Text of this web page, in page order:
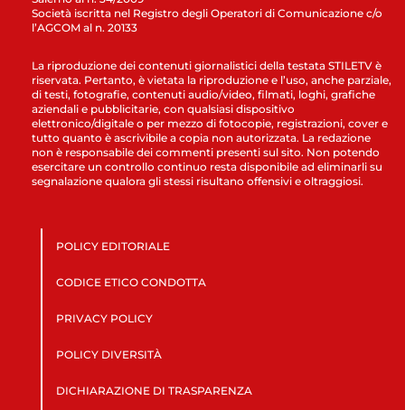
Società iscritta nel Registro degli Operatori di Comunicazione c/o
l’AGCOM al n. 20133
La riproduzione dei contenuti giornalistici della testata STILETV è
riservata. Pertanto, è vietata la riproduzione e l’uso, anche parziale,
di testi, fotografie, contenuti audio/video, filmati, loghi, grafiche
aziendali e pubblicitarie, con qualsiasi dispositivo
elettronico/digitale o per mezzo di fotocopie, registrazioni, cover e
tutto quanto è ascrivibile a copia non autorizzata. La redazione
non è responsabile dei commenti presenti sul sito. Non potendo
esercitare un controllo continuo resta disponibile ad eliminarli su
segnalazione qualora gli stessi risultano offensivi e oltraggiosi.
POLICY EDITORIALE
CODICE ETICO CONDOTTA
PRIVACY POLICY
POLICY DIVERSITÀ
DICHIARAZIONE DI TRASPARENZA